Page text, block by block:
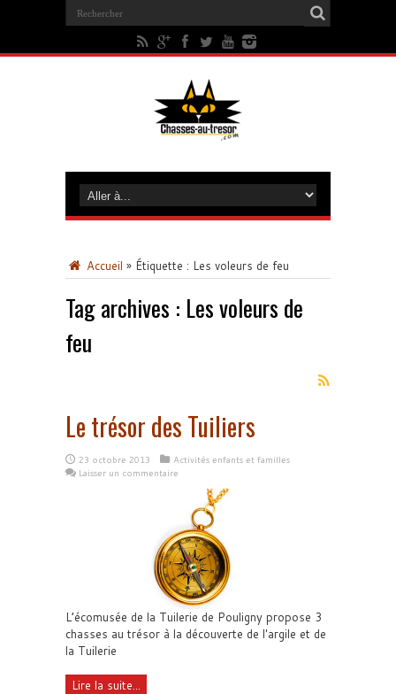
Accueil » Étiquette : Les voleurs de feu
Tag archives : Les voleurs de
feu
Le trésor des Tuiliers
23 octobre 2013
Activités enfants et familles
Laisser un commentaire
L’écomusée de la Tuilerie de Pouligny propose 3
chasses au trésor à la découverte de l'argile et de
la Tuilerie
Lire la suite...